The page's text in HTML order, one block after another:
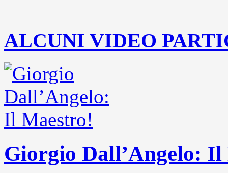
ALCUNI VIDEO
Giorgio Dall’Angelo: